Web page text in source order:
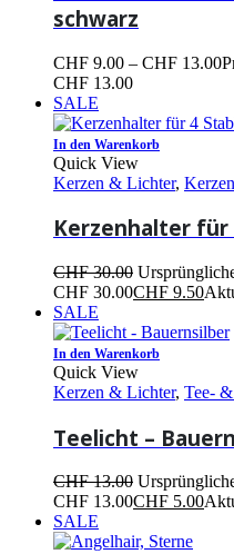
schwarz
CHF 9.00 – CHF 13.00
CHF 13.00
SALE
In den Warenkorb
Quick View
Kerzen & Lichter,
Kerzenhalter für
CHF30.00
CHF 30.00CHF 9.50
SALE
In den Warenkorb
Quick View
Kerzen & Lichter, Tee-
Teelicht –
CHF13.00
CHF 13.00CHF 5.00
SALE